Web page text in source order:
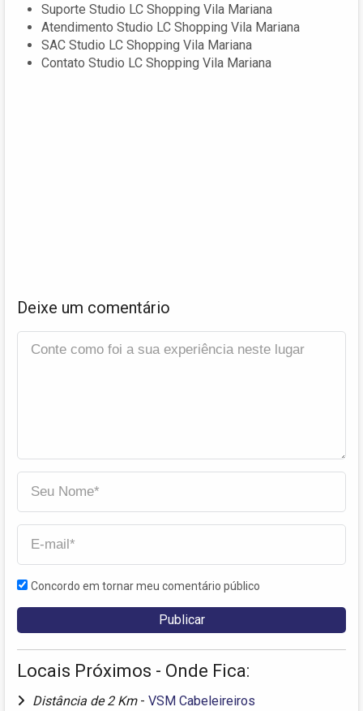
Suporte Studio LC Shopping Vila Mariana
Atendimento Studio LC Shopping Vila Mariana
SAC Studio LC Shopping Vila Mariana
Contato Studio LC Shopping Vila Mariana
Deixe um comentário
Concordo em tornar meu comentário público
Locais Próximos - Onde Fica:
Distância de 2 Km - VSM Cabeleireiros